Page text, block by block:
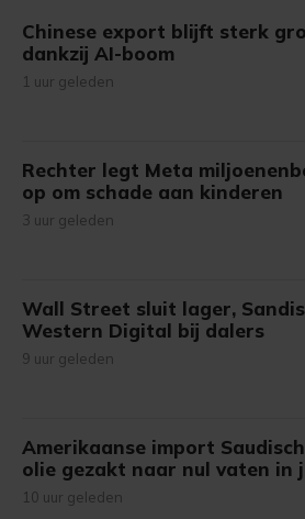
Chinese export blijft sterk
dankzij AI-boom
1 uur geleden
Rechter legt Meta
op om schade aan kinderen
3 uur geleden
Wall Street sluit lager,
Western Digital bij dalers
9 uur geleden
Amerikaanse import
olie gezakt naar nul vaten in
10 uur geleden